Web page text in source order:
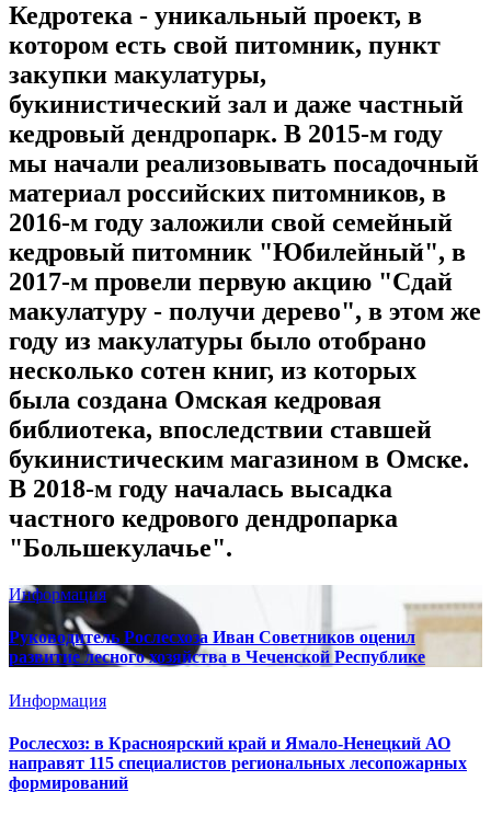
Кедротека - уникальный проект, в
котором есть свой питомник, пункт
закупки макулатуры,
букинистический зал и даже частный
кедровый дендропарк. В 2015-м году
мы начали реализовывать посадочный
материал российских питомников, в
2016-м году заложили свой семейный
кедровый питомник "Юбилейный", в
2017-м провели первую акцию "Сдай
макулатуру - получи дерево", в этом же
году из макулатуры было отобрано
несколько сотен книг, из которых
была создана Омская кедровая
библиотека, впоследствии ставшей
букинистическим магазином в Омске.
В 2018-м году началась высадка
частного кедрового дендропарка
"Большекулачье".
Информация
Руководитель Рослесхоза Иван Советников оценил
развитие лесного хозяйства в Чеченской Республике
Информация
Рослесхоз: в Красноярский край и Ямало-Ненецкий АО
направят 115 специалистов региональных лесопожарных
формирований